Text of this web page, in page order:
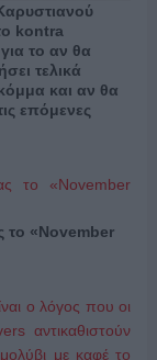
kontra
το αν θα
τελικά
και αν θα
επόμενες
το «November